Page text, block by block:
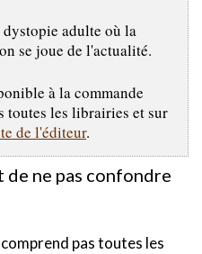
dystopie adulte où la
se joue de l'actualité.
à la commande
toutes les librairies et sur
de l'éditeur.
ne pas confondre
pas toutes les